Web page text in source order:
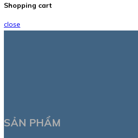
Shopping cart
close
SẢN PHẨM